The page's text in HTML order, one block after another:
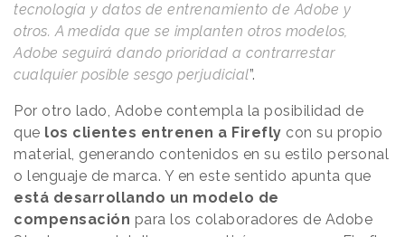
tecnología y datos de entrenamiento de Adobe y
otros. A medida que se implanten otros modelos,
Adobe seguirá dando prioridad a contrarrestar
cualquier posible sesgo perjudicial”.
Por otro lado, Adobe contempla la posibilidad de
que los clientes entrenen a Firefly con su propio
material, generando contenidos en su estilo personal
o lenguaje de marca. Y en este sentido apunta que
está desarrollando un modelo de
compensación para los colaboradores de Adobe